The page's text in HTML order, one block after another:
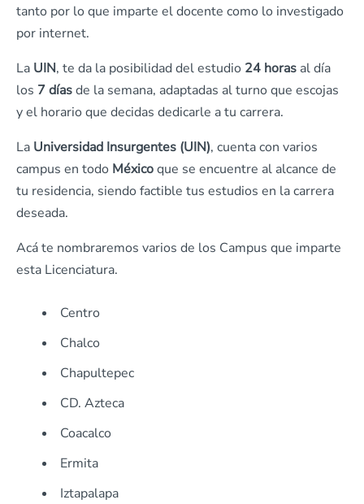
tanto por lo que imparte el docente como lo investigado
por internet.
La UIN, te da la posibilidad del estudio 24 horas al día
los 7 díasde la semana, adaptadas al turno que escojas
y el horario que decidas dedicarle a tu carrera.
La Universidad Insurgentes (UIN), cuenta con varios
campus en todo Méxicoque se encuentre al alcance de
tu residencia, siendo factible tus estudios en la carrera
deseada.
Acá te nombraremos varios de los Campus que imparte
esta Licenciatura.
Centro
Chalco
Chapultepec
CD. Azteca
Coacalco
Ermita
Iztapalapa